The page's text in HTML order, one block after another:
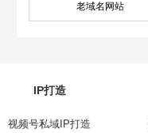
老域名网站
IP打造
视频号私域IP打造